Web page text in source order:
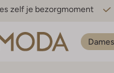
zelf je bezorgmoment
Dames